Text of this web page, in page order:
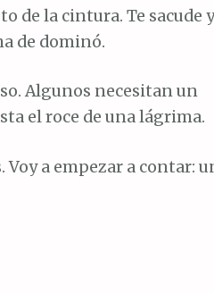
de la cintura. Te sacude y
de dominó.
Algunos necesitan un
el roce de una lágrima.
a empezar a contar: